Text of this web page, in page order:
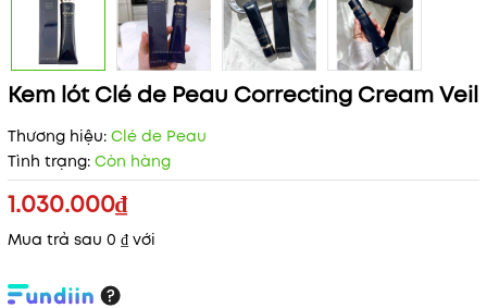
Kem lót Clé de Peau Correcting Cream Veil
Thương hiệu: Clé de Peau
Tình trạng: Còn hàng
1.030.000₫
Mua trả sau 0 ₫ với